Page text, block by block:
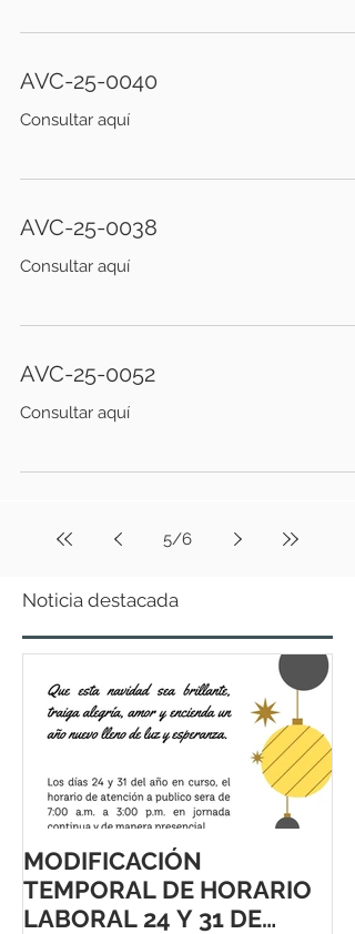
AVC-25-0040
Consultar aquí
AVC-25-0038
Consultar aquí
AVC-25-0052
Consultar aquí
5/6
Noticia destacada
MODIFICACIÓN
TEMPORAL DE HORARIO
LABORAL 24 Y 31 DE